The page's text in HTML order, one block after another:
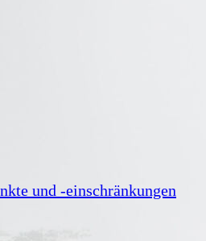
und -einschränkungen